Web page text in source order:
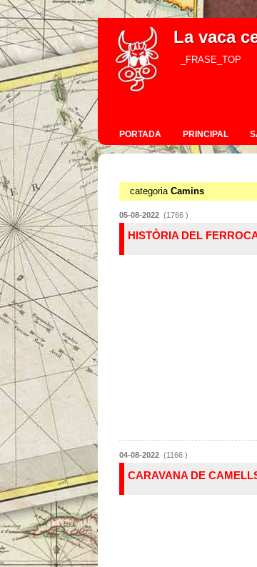
La vaca
_FRASE_TOP
PORTADA PRINCIPAL
categoria Camins
05-08-2022 (1766 )
HISTÒRIA DEL
04-08-2022 (1166 )
CARAVANA DE